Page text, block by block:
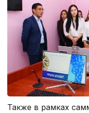
Также в рамках